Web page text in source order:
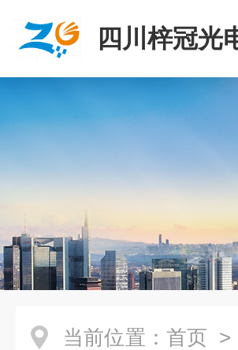
四川梓冠光
当前位置： 首页 >